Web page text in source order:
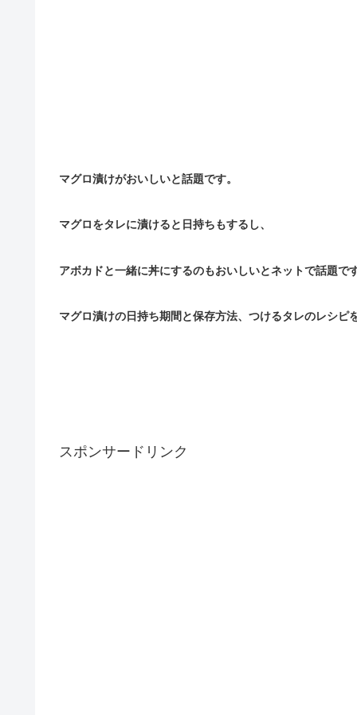
マグロ漬けがおいしいと話題です。
マグロをタレに漬けると日持ちもするし、
アボカドと一緒に丼にするのもおいしいとネットで話題です
マグロ漬けの日持ち期間と保存方法、つけるタレのレシピ
スポンサードリンク